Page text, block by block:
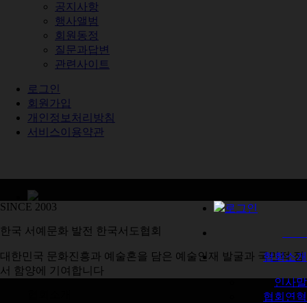
공지사항
행사앨범
회원동정
질문과답변
관련사이트
로그인
회원가입
개인정보처리방침
서비스이용약관
로그인
협회소개
인사말
협회연혁
SINCE 2003
한국 서예문화 발전 한국서도협회
대한민국 문화진흥과 예술혼을 담은 예술인재 발굴과 국민적 정
서 함양에 기여합니다